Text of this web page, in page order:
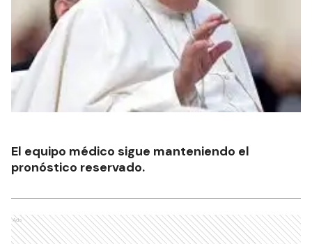
El equipo médico sigue manteniendo el
pronóstico reservado.
Ads